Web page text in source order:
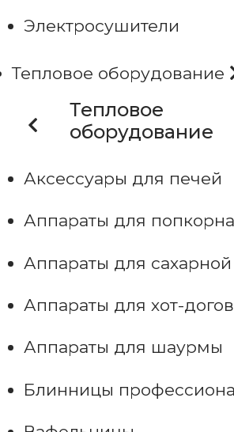
Электросушители
Тепловое оборудование
Тепловое
оборудование
Аксессуары для печей
Аппараты для попкорна
Аппараты для сахарной
Аппараты для хот-догов
Аппараты для шаурмы
Блинницы